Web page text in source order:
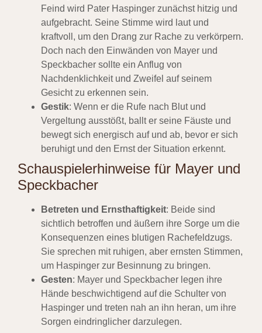
Feind wird Pater Haspinger zunächst hitzig und
aufgebracht. Seine Stimme wird laut und
kraftvoll, um den Drang zur Rache zu verkörpern.
Doch nach den Einwänden von Mayer und
Speckbacher sollte ein Anflug von
Nachdenklichkeit und Zweifel auf seinem
Gesicht zu erkennen sein.
Gestik: Wenn er die Rufe nach Blut und
Vergeltung ausstößt, ballt er seine Fäuste und
bewegt sich energisch auf und ab, bevor er sich
beruhigt und den Ernst der Situation erkennt.
Schauspielerhinweise für Mayer und
Speckbacher
Betreten und Ernsthaftigkeit: Beide sind
sichtlich betroffen und äußern ihre Sorge um die
Konsequenzen eines blutigen Rachefeldzugs.
Sie sprechen mit ruhigen, aber ernsten Stimmen,
um Haspinger zur Besinnung zu bringen.
Gesten: Mayer und Speckbacher legen ihre
Hände beschwichtigend auf die Schulter von
Haspinger und treten nah an ihn heran, um ihre
Sorgen eindringlicher darzulegen.